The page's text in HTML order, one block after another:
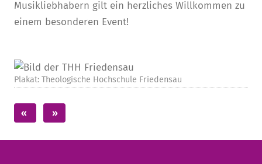
Musikliebhabern gilt ein herzliches Willkommen zu
einem besonderen Event!
Plakat: Theologische Hochschule Friedensau